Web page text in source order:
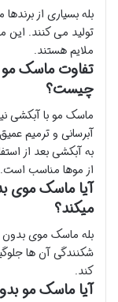
بله بسیاری از
تولید می کنند. این
ملایم هستند.
تفاوت ماسک مو
چیست؟
ماسک مو با آبکشی
آبرسانی و ترمیم
به آبکشی بعد از
از موها مناسب است.
آیا ماسک موی
میکند؟
بله ماسک موی بدون
شکنندگی آن ها
کند.
آیا ماسک مو